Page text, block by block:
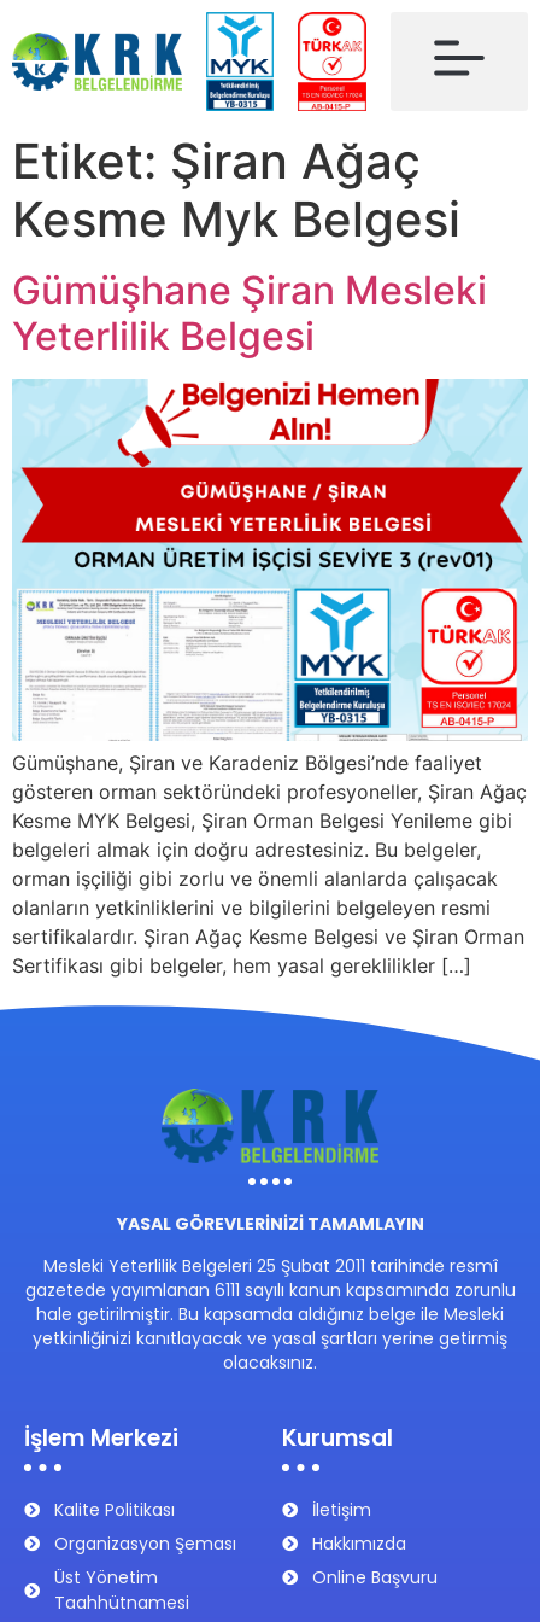
Etiket: Şiran Ağaç
Kesme Myk Belgesi
Gümüşhane Şiran Mesleki
Yeterlilik Belgesi
Gümüşhane, Şiran ve Karadeniz Bölgesi’nde faaliyet
gösteren orman sektöründeki profesyoneller, Şiran Ağaç
Kesme MYK Belgesi, Şiran Orman Belgesi Yenileme gibi
belgeleri almak için doğru adrestesiniz. Bu belgeler,
orman işçiliği gibi zorlu ve önemli alanlarda çalışacak
olanların yetkinliklerini ve bilgilerini belgeleyen resmi
sertifikalardır. Şiran Ağaç Kesme Belgesi ve Şiran Orman
Sertifikası gibi belgeler, hem yasal gereklilikler […]
YASAL GÖREVLERİNİZİ TAMAMLAYIN
Mesleki Yeterlilik Belgeleri 25 Şubat 2011 tarihinde resmî
gazetede yayımlanan 6111 sayılı kanun kapsamında zorunlu
hale getirilmiştir. Bu kapsamda aldığınız belge ile Mesleki
yetkinliğinizi kanıtlayacak ve yasal şartları yerine getirmiş
olacaksınız.
İşlem Merkezi
Kalite Politikası
Organizasyon Şeması
Üst Yönetim
Taahhütnamesi
Kurumsal
İletişim
Hakkımızda
Online Başvuru